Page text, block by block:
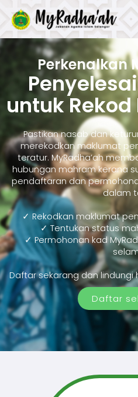
Perkenalkan
untuk
Pastikan nasab dan
merekodkan maklumat
teratur. MyRadha’ah
hubungan mahram kerana
pendaftaran dan
dalam
✓ Rekodkan maklumat
✓ Tentukan status
✓ Permohonan kad
Daftar sekarang dan lindungi
Daftar